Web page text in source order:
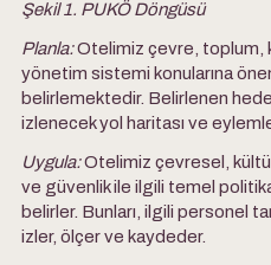
Şekil 1. PUKÖ Döngüsü
Planla:Otelimiz çevre, toplum,
yönetim sistemi konularına
belirlemektedir. Belirlenen
izlenecek yol haritası ve
Uygula:Otelimiz çevresel,
ve güvenlik ile ilgili temel
belirler. Bunları, ilgili personel
izler, ölçer ve kaydeder.